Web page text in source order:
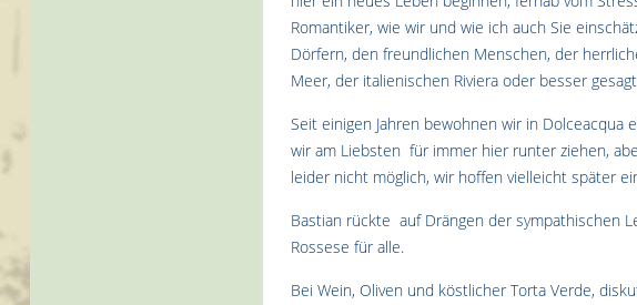
Romantiker, wie wir und wie ich auch Sie
Dörfern, den freundlichen Menschen, der
Meer, der italienischen Riviera oder besser
Seit einigen Jahren bewohnen wir in
wir am Liebsten für immer hier runter ziehen,
leider nicht möglich, wir hoffen vielleicht später
Bastian rückte auf Drängen der sympathischen
Rossese für alle.
Bei Wein, Oliven und köstlicher Torta Verde,